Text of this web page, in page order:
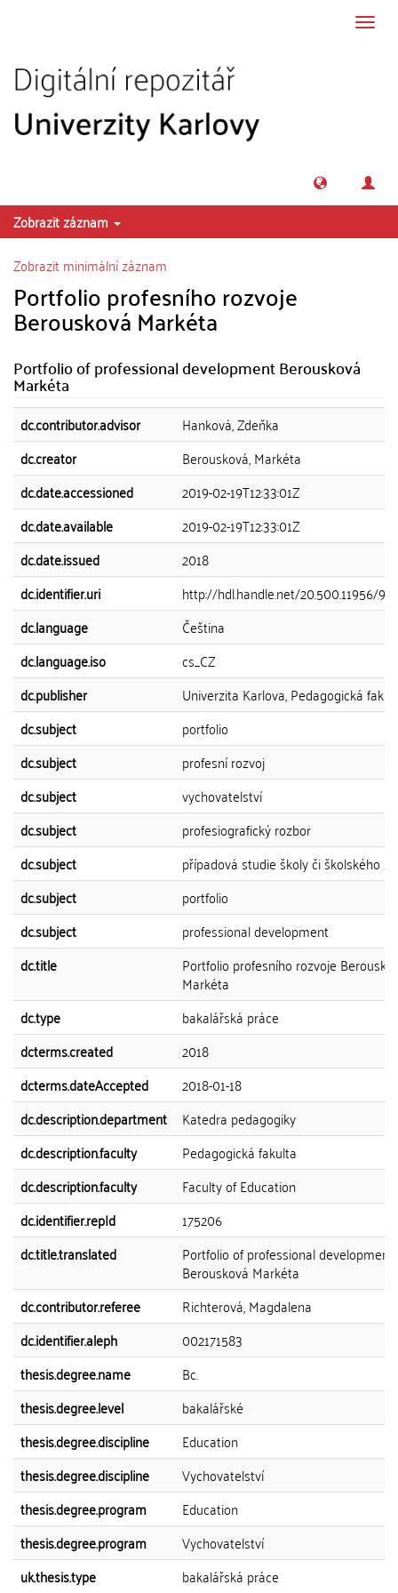
Zobrazit záznam
Zobrazit minimální záznam
Portfolio profesního rozvoje
Berousková Markéta
Portfolio of professional development Berousková
Markéta
dc.contributor.advisor
Hanková, Zdeňka
dc.creator
Berousková, Markéta
dc.date.accessioned
2019-02-19T12:33:01Z
dc.date.available
2019-02-19T12:33:01Z
dc.date.issued
2018
dc.identifier.uri
http://hdl.handle.net/20.500.11956/
dc.language
Čeština
dc.language.iso
cs_CZ
dc.publisher
Univerzita Karlova, Pedagogická
dc.subject
portfolio
dc.subject
profesní rozvoj
dc.subject
vychovatelství
dc.subject
profesiografický rozbor
dc.subject
případová studie školy či školského
dc.subject
portfolio
dc.subject
professional development
dc.title
Portfolio profesního rozvoje
Markéta
dc.type
bakalářská práce
dcterms.created
2018
dcterms.dateAccepted
2018-01-18
dc.description.department
Katedra pedagogiky
dc.description.faculty
Pedagogická fakulta
dc.description.faculty
Faculty of Education
dc.identifier.repId
175206
dc.title.translated
Portfolio of professional development
Berousková Markéta
dc.contributor.referee
Richterová, Magdalena
dc.identifier.aleph
002171583
thesis.degree.name
Bc.
thesis.degree.level
bakalářské
thesis.degree.discipline
Education
thesis.degree.discipline
Vychovatelství
thesis.degree.program
Education
thesis.degree.program
Vychovatelství
uk.thesis.type
bakalářská práce